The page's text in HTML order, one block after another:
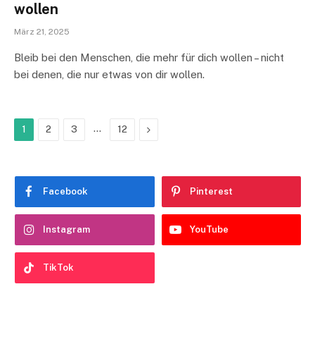
wollen
März 21, 2025
Bleib bei den Menschen, die mehr für dich wollen – nicht
bei denen, die nur etwas von dir wollen.
1 2 3 … 12 Next
Facebook Pinterest
Instagram YouTube
TikTok